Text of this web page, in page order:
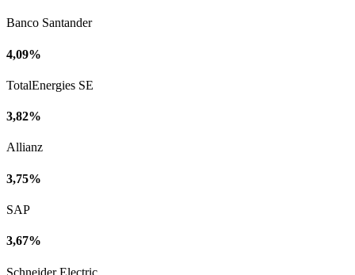
Banco Santander
4,09%
TotalEnergies SE
3,82%
Allianz
3,75%
SAP
3,67%
Schneider Electric